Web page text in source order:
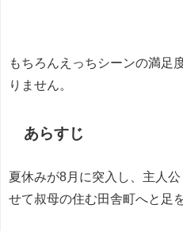
もちろんえっちシーンの満足
りません。
あらすじ
夏休みが8月に突入し、主人
せて叔母の住む田舎町へと足